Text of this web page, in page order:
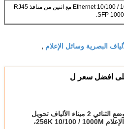
أربعة منافذ Ethernet 10/100 / 1000M مع اثنين من منافذ RJ45
البصرية وسائل الإعلام ,
افضل سعر ل
SFP الوضع الثنائي 2 ميناء الألياف تحويل
وسائل الإعلام 256K 10/100 / 1000M،